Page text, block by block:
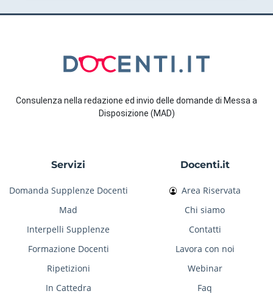
Consulenza nella redazione ed invio delle domande di Messa a
Disposizione (MAD)
Servizi
Domanda Supplenze Docenti
Mad
Interpelli Supplenze
Formazione Docenti
Ripetizioni
In Cattedra
Docenti.it
Area Riservata
Chi siamo
Contatti
Lavora con noi
Webinar
Faq